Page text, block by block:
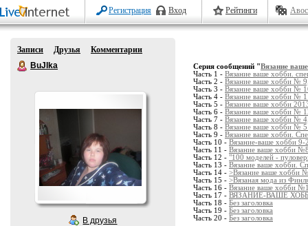
Регистрация Вход Рейтинги
Записи Друзья
Комментарии
BuJIka
В друзья
Серия сообщений "Вязание
Часть 1 - Вязание ваше хобби.
Часть 2 - Вязание ваше хобби №
Часть 3 - Вязание ваше хобби №
Часть 4 - Вязание ваше хобби №
Часть 5 - Вязание ваше хобби
Часть 6 - Вязание ваше хобби №
Часть 7 - Вязание ваше хобби №
Часть 8 - Вязание ваше хобби №
Часть 9 - Вязание ваше хобби.
Часть 10 - Вязание-ваше хобби 9-
Часть 11 - Вязание ваше хобби
Часть 12 - "100 моделей -
Часть 13 - Вязание ваше хобби.
Часть 14 - >Вязание ваше хобби
Часть 15 - >Вязаная мода из
Часть 16 - Вязание ваше хобби
Часть 17 - ВЯЗАНИЕ-ВАШЕ
Часть 18 - Без заголовка
Часть 19 - Без заголовка
Часть 20 - Без заголовка